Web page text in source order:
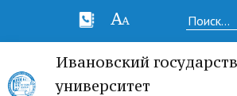
Ивановский
университет